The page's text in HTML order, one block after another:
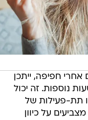
חפיפה, ייתכן
נוספות. זה יכול
תת-פעילות של
על כיוון